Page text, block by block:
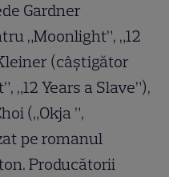
Gardner
„Moonlight”, „12
(câștigător
„12 Years a Slave”),
(„Okja ”,
pe romanul
Producătorii